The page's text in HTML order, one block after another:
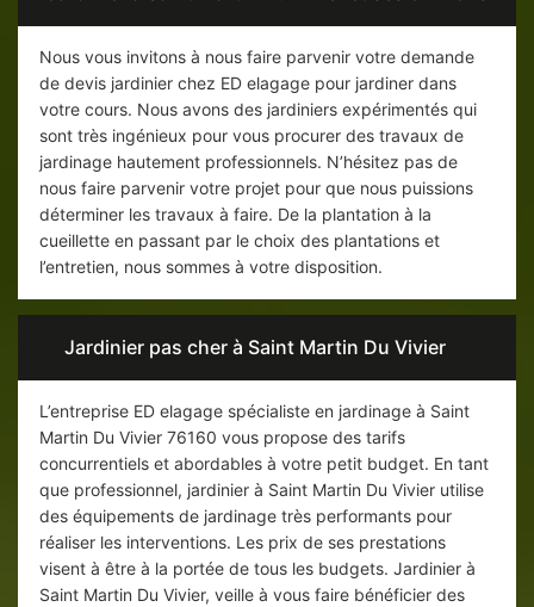
Nous vous invitons à nous faire parvenir votre demande
de devis jardinier chez ED elagage pour jardiner dans
votre cours. Nous avons des jardiniers expérimentés qui
sont très ingénieux pour vous procurer des travaux de
jardinage hautement professionnels. N’hésitez pas de
nous faire parvenir votre projet pour que nous puissions
déterminer les travaux à faire. De la plantation à la
cueillette en passant par le choix des plantations et
l’entretien, nous sommes à votre disposition.
Jardinier pas cher à Saint Martin Du Vivier
L’entreprise ED elagage spécialiste en jardinage à Saint
Martin Du Vivier 76160 vous propose des tarifs
concurrentiels et abordables à votre petit budget. En tant
que professionnel, jardinier à Saint Martin Du Vivier utilise
des équipements de jardinage très performants pour
réaliser les interventions. Les prix de ses prestations
visent à être à la portée de tous les budgets. Jardinier à
Saint Martin Du Vivier, veille à vous faire bénéficier des